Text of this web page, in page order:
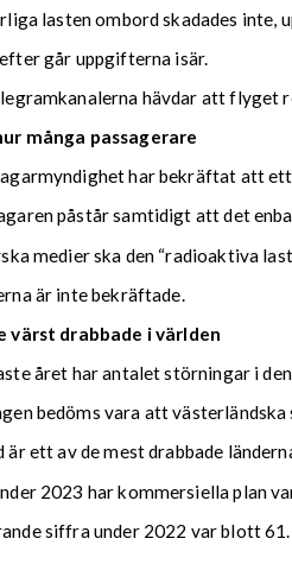
lasten ombord skadades inte,
går uppgifterna isär.
hävdar att flyget
många passagerare
har bekräftat att
påstår samtidigt att det
medier ska den “radioaktiva
är inte bekräftade.
värst drabbade i världen
året har antalet störningar i
bedöms vara att
är ett av de mest drabbade
2023 har kommersiella plan
siffra under 2022 var blott 61.